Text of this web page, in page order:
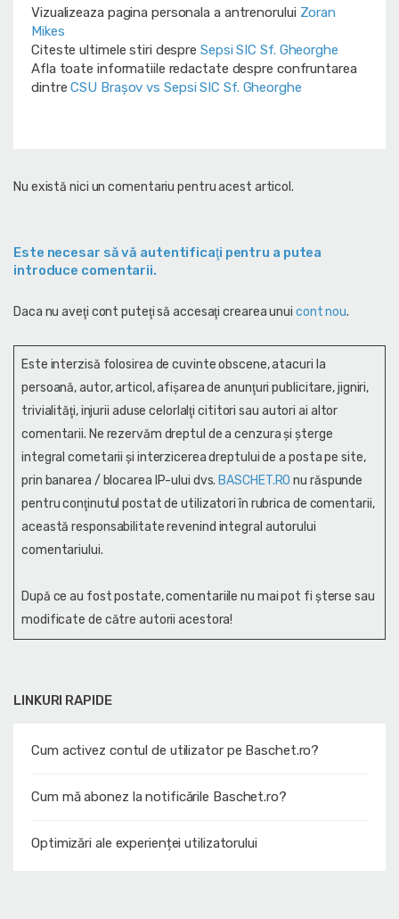
LINKURI RAPIDE
Cum activez contul de utilizator pe Baschet.ro?
Cum mă abonez la notificările Baschet.ro?
Optimizări ale experienței utilizatorului
Vizualizeaza pagina personala a antrenorului Zoran
Mikes
Citeste ultimele stiri despre Sepsi SIC Sf. Gheorghe
Afla toate informatiile redactate despre confruntarea
dintreCSU Braşov vs Sepsi SIC Sf. Gheorghe
Nu există nici un comentariu pentru acest articol.
Este necesar să vă autentificaţi pentru a putea
introduce comentarii.
Daca nu aveţi cont puteţi să accesaţi crearea unui cont nou.
Este interzisă folosirea de cuvinte obscene, atacuri la
persoană, autor, articol, afişarea de anunţuri publicitare, jigniri,
trivialităţi, injurii aduse celorlalţi cititori sau autori ai altor
comentarii. Ne rezervăm dreptul de a cenzura și şterge
integral cometarii și interzicerea dreptului de a posta pe site,
prin banarea / blocarea IP-ului dvs. BASCHET.RO nu răspunde
pentru conţinutul postat de utilizatori în rubrica de comentarii,
această responsabilitate revenind integral autorului
comentariului.
După ce au fost postate, comentariile nu mai pot fi șterse sau
modificate de către autorii acestora!